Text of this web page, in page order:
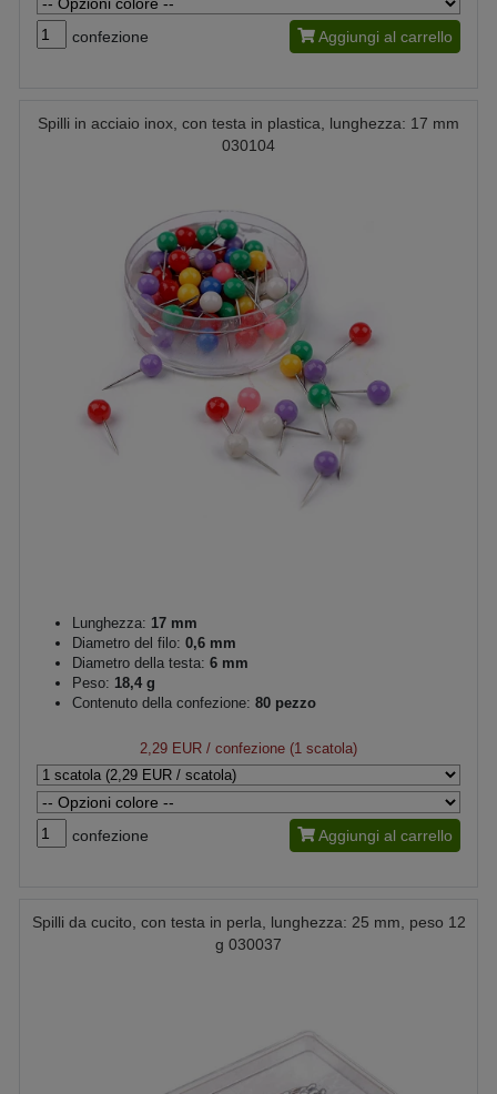
confezione Aggiungi al carrello
Spilli in acciaio inox, con testa in plastica, lunghezza: 17 mm
030104
Lunghezza: 17 mm
Diametro del filo: 0,6 mm
Diametro della testa: 6 mm
Peso: 18,4 g
Contenuto della confezione: 80 pezzo
2,29 EUR / confezione (1 scatola)
confezione Aggiungi al carrello
Spilli da cucito, con testa in perla, lunghezza: 25 mm, peso 12
g 030037